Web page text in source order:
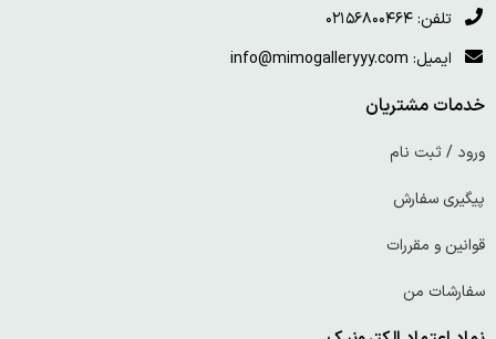
تلفن: ۰۲۱۵۶۸۰۰۴۶۴
ایمیل: info@mimogalleryyy.com
خدمات مشتریان
ورود / ثبت نام
پیگیری سفارش
قوانین و مقررات
سفارشات من